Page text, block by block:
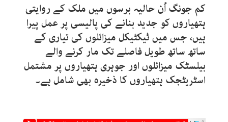
کم جونگ اُن حالیہ برسوں میں ملک کے روایتی
ہتھیاروں کو جدید بنانے کی پالیسی پر عمل پیرا
ہیں، جس میں ٹیکٹیکل میزائلوں کی تیاری کے
ساتھ ساتھ طویل فاصلے تک مار کرنے والے
بیلسٹک میزائلوں اور جوہری ہتھیاروں پر مشتمل
اسٹریٹجک ہتھیاروں کا ذخیرہ بھی شامل ہے۔